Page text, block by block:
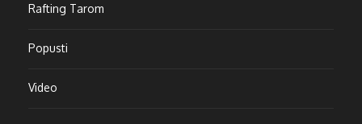
Rafting Tarom
Popusti
Video